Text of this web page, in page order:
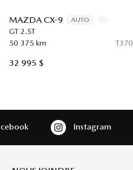
MAZDA CX-9 AUTO
GT 2.5T
50 375 km
32 995 $
Instagram